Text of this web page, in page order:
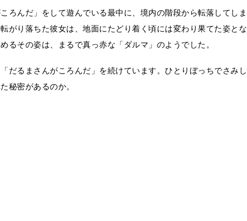
ろんだ」をして遊んでいる最中に、境内の階段から転落してしま
がり落ちた彼女は、地面にたどり着く頃には変わり果てた姿とな
るその姿は、まるで真っ赤な「ダルマ」のようでした。
だるまさんがころんだ」を続けています。ひとりぼっちでさみし
秘密があるのか。